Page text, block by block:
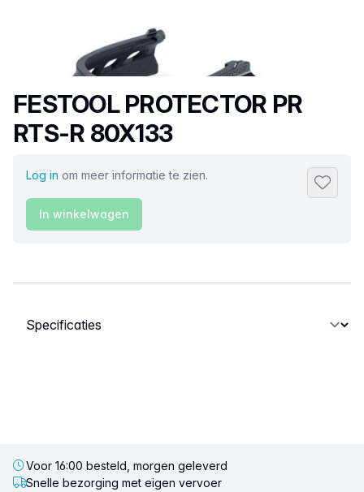
Productnaam
FESTOOL PROTECTOR PR
RTS-R 80X133
Log in om meer informatie te zien.
In winkelwagen
Selecteer een tabblad
Voor 16:00 besteld, morgen geleverd
Snelle bezorging met eigen vervoer